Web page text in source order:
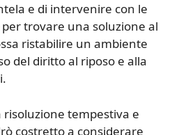
e di intervenire con le
trovare una soluzione al
ristabilire un ambiente
del diritto al riposo e alla
tempestiva e
costretto a considerare